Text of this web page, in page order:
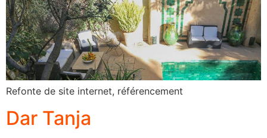
Refonte de site internet, référencement
Dar Tanja